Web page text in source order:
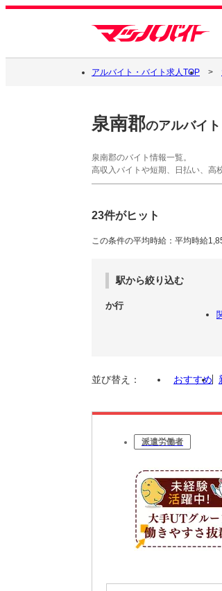
アルバイト・バイト求人TOP
泉南郡のアルバイ
泉南郡のバイト情報一覧。
高収入バイトや短期、日払い、高
23件がヒット
この条件の平均時給：平均時給
駅から絞り込む
か行
並び替え： おすすめ
派遣労働者